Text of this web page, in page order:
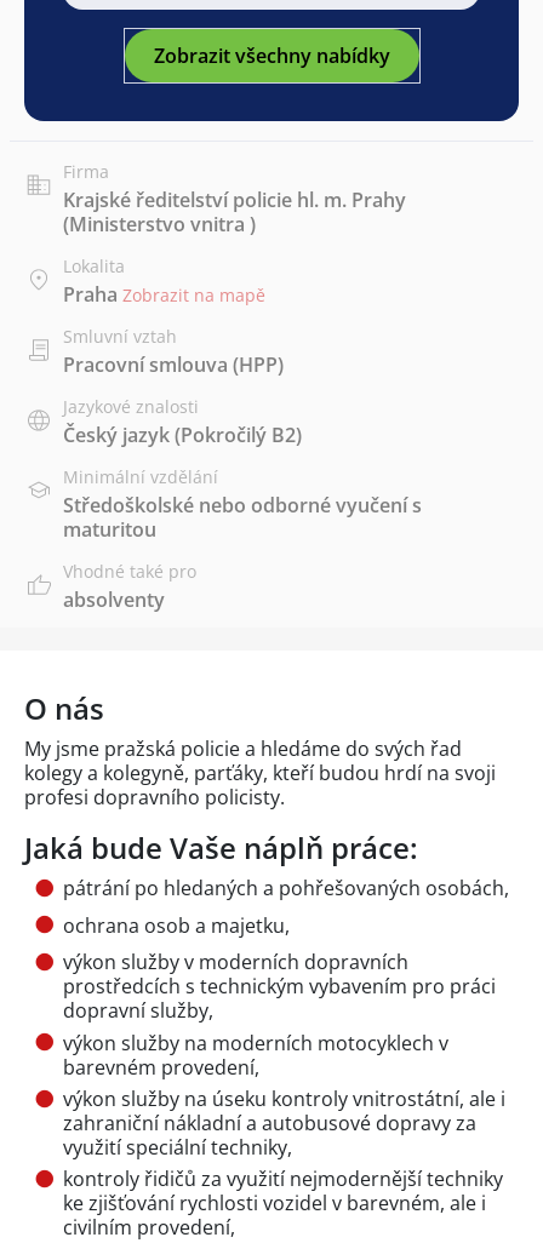
Zobrazit všechny nabídky
Firma
Krajské ředitelství policie hl. m. Prahy
(Ministerstvo vnitra )
Lokalita
Praha Zobrazit na mapě
Smluvní vztah
Pracovní smlouva (HPP)
Jazykové znalosti
Český jazyk(Pokročilý B2)
Minimální vzdělání
Středoškolské nebo odborné vyučení s
maturitou
Vhodné také pro
absolventy
O nás
My jsme pražská policie a hledáme do svých řad
kolegy a kolegyně, parťáky, kteří budou hrdí na svoji
profesi dopravního policisty.
Jaká bude Vaše náplň práce:
pátrání po hledaných a pohřešovaných osobách,
ochrana osob a majetku,
výkon služby v moderních dopravních
prostředcích s technickým vybavením pro práci
dopravní služby,
výkon služby na moderních motocyklech v
barevném provedení,
výkon služby na úseku kontroly vnitrostátní, ale i
zahraniční nákladní a autobusové dopravy za
využití speciální techniky,
kontroly řidičů za využití nejmodernější techniky
ke zjišťování rychlosti vozidel v barevném, ale i
civilním provedení,